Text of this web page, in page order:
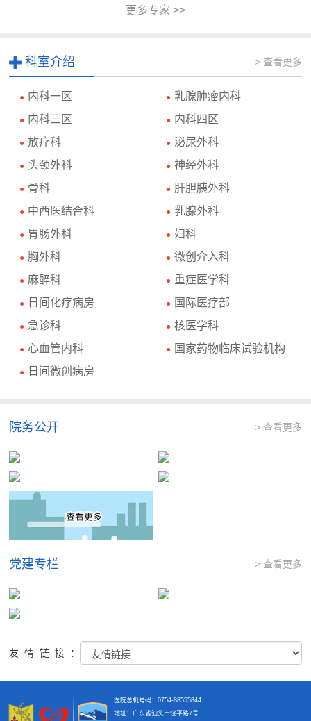
更多专家 >>
科室介绍 > 查看更多
● 内科一区 ● 乳腺肿瘤内科
● 内科三区 ● 内科四区
● 放疗科 ● 泌尿外科
● 头颈外科 ● 神经外科
● 骨科 ● 肝胆胰外科
● 中西医结合科 ● 乳腺外科
● 胃肠外科 ● 妇科
● 胸外科 ● 微创介入科
● 麻醉科 ● 重症医学科
● 日间化疗病房 ● 国际医疗部
● 急诊科 ● 核医学科
● 心血管内科 ● 国家药物临床试验机构
● 日间微创病房
院务公开 > 查看更多
党建专栏 > 查看更多
友情链接：
医院总机号码：0754-88555844
地址：广东省汕头市饶平路7号